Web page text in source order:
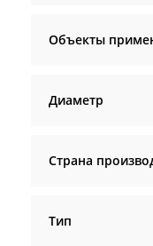
Объекты
Диаметр
Страна
Тип